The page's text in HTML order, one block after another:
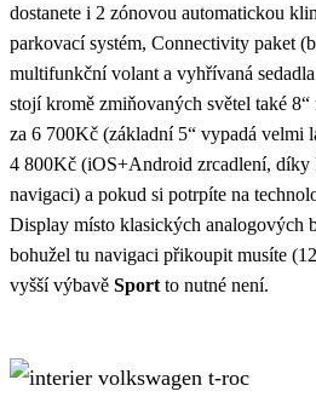
dostanete i 2 zónovou automatickou
parkovací systém, Connectivity paket
multifunkční volant a vyhřívaná
stojí kromě zmiňovaných světel také 8“
za 6 700Kč (základní 5“ vypadá velmi
4 800Kč (iOS+Android zrcadlení, díky
navigaci) a pokud si potrpíte na
Display místo klasických analogových
bohužel tu navigaci přikoupit musíte
vyšší výbavě Sport to nutné není.